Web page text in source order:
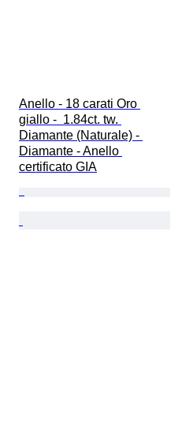
Anello - 18 carati Oro
giallo -  1.84ct. tw.
Diamante (Naturale) -
Diamante - Anello
certificato GIA